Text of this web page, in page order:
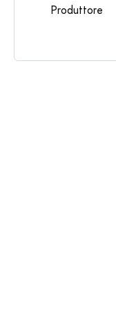
Produttore